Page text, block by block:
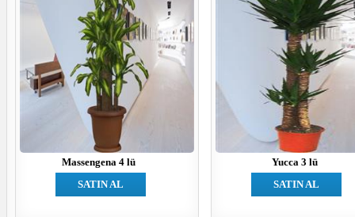
Massengena 4 lü
SATIN AL
Yucca 3 lü
SATIN AL